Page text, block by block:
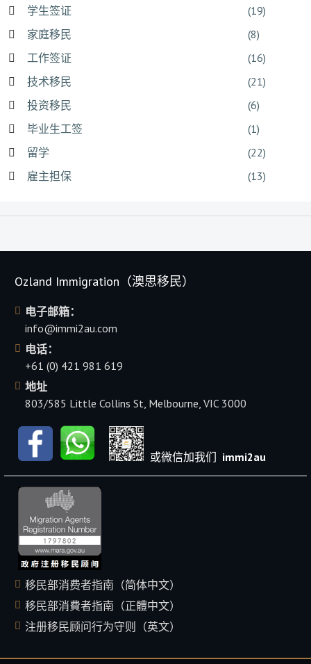
学生签证
(19)
家庭移民
(8)
工作签证
(16)
技术移民
(21)
投资移民
(6)
毕业生工签
(1)
留学
(22)
雇主担保
(13)
Ozland Immigration（澳思移民）
电子邮箱：
info@immi2au.com
电话：
+61 (0) 421 981 619
地址
803/585 Little Collins St, Melbourne, VIC 3000
或微信加我们 immi2au
移民部消费者指南（简体中文）
移民部消費者指南（正體中文）
注册移民顾问行为守则（英文）